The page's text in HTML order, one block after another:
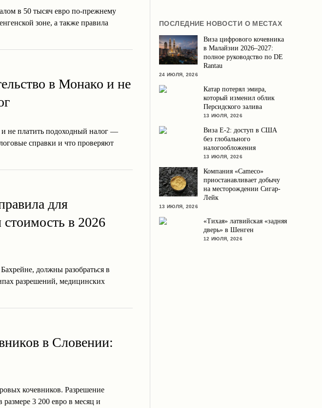
в 50 тысяч евро по-прежнему
зоне, а также правила
в Монако и не
не платить подоходный налог —
справки и что проверяют
для
в 2026
должны разобраться в
разрешений, медицинских
в Словении:
кочевников. Разрешение
размере 3 200 евро в месяц и
ПОСЛЕДНИЕ НОВОСТИ О МЕСТАХ
Виза цифрового кочевника
в Малайзии 2026–2027:
полное руководство по DE
Rantau
24 ИЮЛЯ, 2026
Катар потерял эмира,
который изменил облик
Персидского залива
13 ИЮЛЯ, 2026
Виза E-2: доступ в США
без глобального
налогообложения
13 ИЮЛЯ, 2026
Компания «Cameco»
приостанавливает добычу
на месторождении Сигар-
Лейк
13 ИЮЛЯ, 2026
«Тихая» латвийская «задняя
дверь» в Шенген
12 ИЮЛЯ, 2026